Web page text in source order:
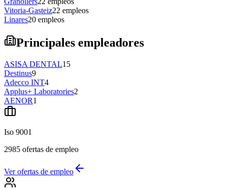
Vitoria-Gasteiz22 empleos
Linares20 empleos
Principales empleadores
ASISA DENTAL15
Destinus9
Adecco INT4
Applus+ Laboratories2
AENOR1
Iso 9001
2985 ofertas de empleo
Ver ofertas de empleo